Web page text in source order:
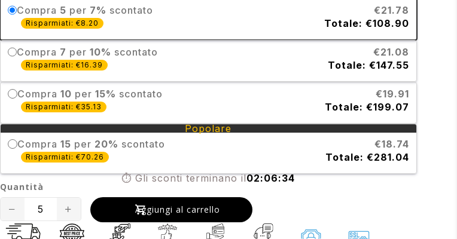
Compra 5 per 7% scontato €21.78
Risparmiati: €8.20 Totale: €108.90
Compra 7 per10% scontato €21.08
Risparmiati: €16.39 Totale: €147.55
Compra 10 per 15% scontato €19.91
Risparmiati: €35.13
Totale: €199.07
Popolare
Compra 15 per 20% scontato €18.74
Risparmiati: €70.26
Totale: €281.04
⏱️ Gli sconti terminano il02:06:33
Quantità
Translation
missing:
Translation
missing:
Aggiungi al carrello